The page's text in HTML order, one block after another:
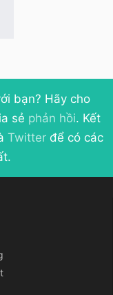
bạn? Hãy cho
sẻ phản hồi. Kết
Twitter để có các